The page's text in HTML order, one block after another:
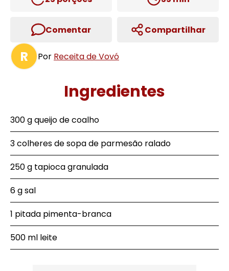
Comentar Compartilhar
R Por Receita de Vovó
Ingredientes
300 g queijo de coalho
3 colheres de sopa de parmesão ralado
250 g tapioca granulada
6 g sal
1 pitada pimenta-branca
500 ml leite